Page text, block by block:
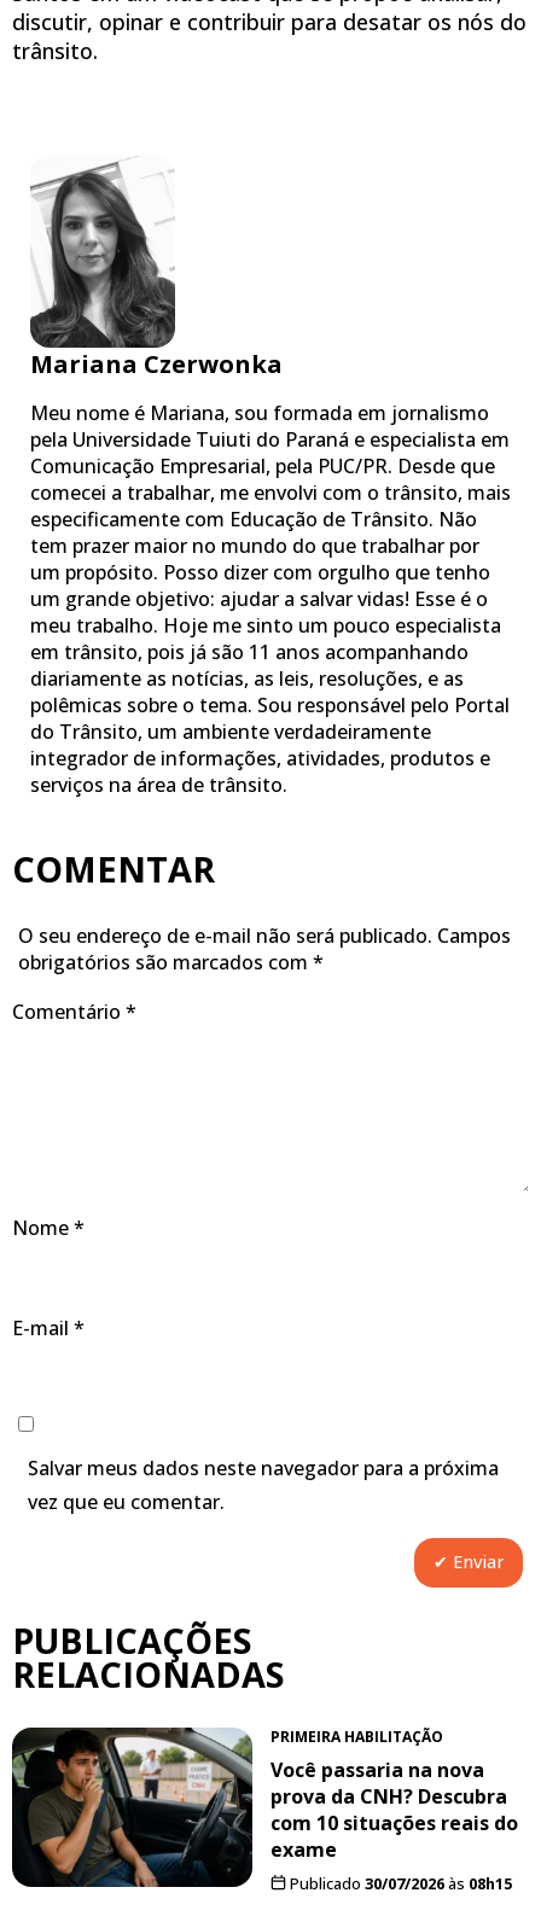
discutir, opinar e contribuir para desatar os nós do
trânsito.
Mariana Czerwonka
Meu nome é Mariana, sou formada em jornalismo
pela Universidade Tuiuti do Paraná e especialista em
Comunicação Empresarial, pela PUC/PR. Desde que
comecei a trabalhar, me envolvi com o trânsito, mais
especificamente com Educação de Trânsito. Não
tem prazer maior no mundo do que trabalhar por
um propósito. Posso dizer com orgulho que tenho
um grande objetivo: ajudar a salvar vidas! Esse é o
meu trabalho. Hoje me sinto um pouco especialista
em trânsito, pois já são 11 anos acompanhando
diariamente as notícias, as leis, resoluções, e as
polêmicas sobre o tema. Sou responsável pelo Portal
do Trânsito, um ambiente verdadeiramente
integrador de informações, atividades, produtos e
serviços na área de trânsito.
COMENTAR
O seu endereço de e-mail não será publicado. Campos
obrigatórios são marcados com *
Comentário *
Nome*
E-mail *
Salvar meus dados neste navegador para a próxima
vez que eu comentar.
PUBLICAÇÕES
RELACIONADAS
PRIMEIRA HABILITAÇÃO
Você passaria na nova
prova da CNH? Descubra
com 10 situações reais do
exame
Publicado 30/07/2026às 08h15